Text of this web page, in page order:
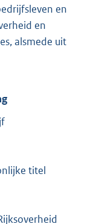
en
en
alsmede uit
titel